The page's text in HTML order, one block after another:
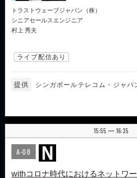
トラストウェーブジャパン（株）
シニアセールスエンジニア
村上 秀夫
ライブ配信あり
提供 シンガポールテレコム・ジャ
15:55 | 16:35
A-08
withコロナ時代におけるネットワ